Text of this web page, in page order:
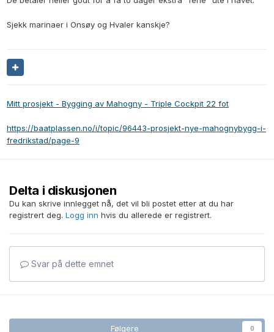
Sjekk marinaer i Onsøy og Hvaler kanskje?
Mitt prosjekt - Bygging av Mahogny - Triple Cockpit 22 fot
https://baatplassen.no/i/topic/96443-prosjekt-nye-mahognybygg-i-
fredrikstad/page-9
Delta i diskusjonen
Du kan skrive innlegget nå, det vil bli postet etter at du har
registrert deg. Logg inn hvis du allerede er registrert.
Svar på dette emnet
Følgere 0